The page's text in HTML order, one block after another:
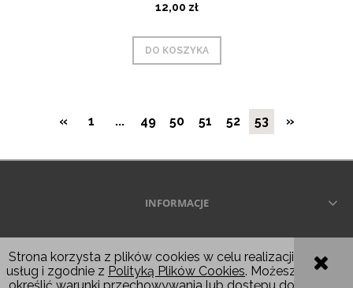
Strona korzysta z plików cookies w celu realizacji
usług i zgodnie z Polityką Plików Cookies. Możesz
12,00 zł
DO KOSZYKA
« 1 ... 49 50 51 52 53 »
INFORMACJE
POKAŻ PEŁNĄ WERSJĘ STRONY